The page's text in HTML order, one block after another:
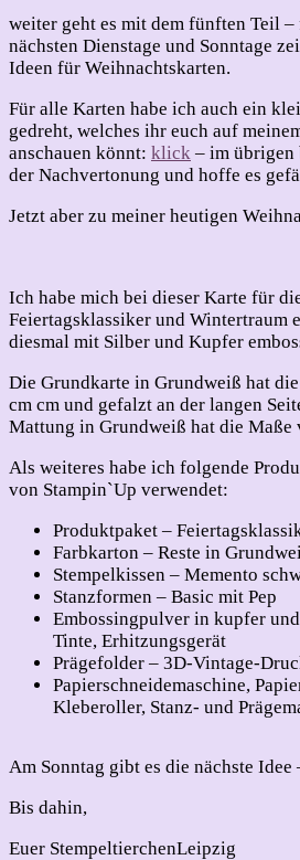
–
weiter geht es mit dem fünften Teil
nächsten Dienstage und Sonntage
Ideen für Weihnachtskarten.
Für alle Karten habe ich auch ein
gedreht, welches ihr euch auf
anschauen könnt: klick – im übrigen
der Nachvertonung und hoffe es
Jetzt aber zu meiner heutigen
Ich habe mich bei dieser Karte für
Feiertagsklassiker und Wintertraum
diesmal mit Silber und Kupfer
Die Grundkarte in Grundweiß hat
cm cm und gefalzt an der langen
Mattung in Grundweiß hat die Maße
Als weiteres habe ich folgende
von Stampin`Up verwendet:
Produktpaket –
Farbkarton – Reste in
Stempelkissen – Memento
Stanzformen – Basic mit Pep
Embossingpulver in kupfer
Tinte, Erhitzungsgerät
Prägefolder – 3D-Vintage-
Papierschneidemaschine,
Kleberoller, Stanz- und
Am Sonntag gibt es die nächste
Bis dahin,
Euer StempeltierchenLeipzig